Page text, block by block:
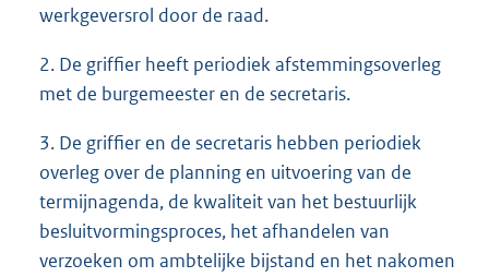
werkgeversrol door de raad.
2. De griffier heeft periodiek afstemmingsoverleg
met de burgemeester en de secretaris.
3. De griffier en de secretaris hebben periodiek
overleg over de planning en uitvoering van de
termijnagenda, de kwaliteit van het bestuurlijk
besluitvormingsproces, het afhandelen van
verzoeken om ambtelijke bijstand en het nakomen